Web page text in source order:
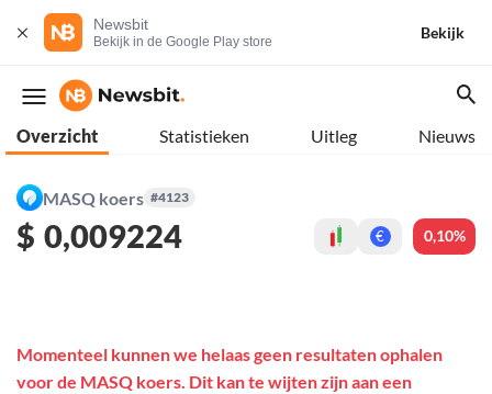
Newsbit
Bekijk in de Google Play store
Bekijk
Overzicht Statistieken Uitleg Nieuws
MASQ koers #4123
$ 0,009224 € 0,10%
Momenteel kunnen we helaas geen resultaten ophalen
voor de MASQ koers. Dit kan te wijten zijn aan een